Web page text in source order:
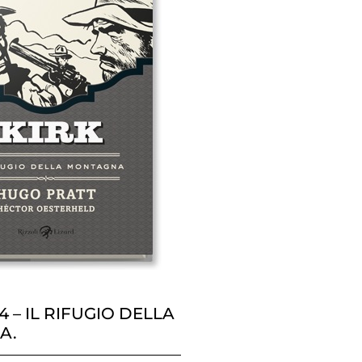
– IL RIFUGIO DELLA